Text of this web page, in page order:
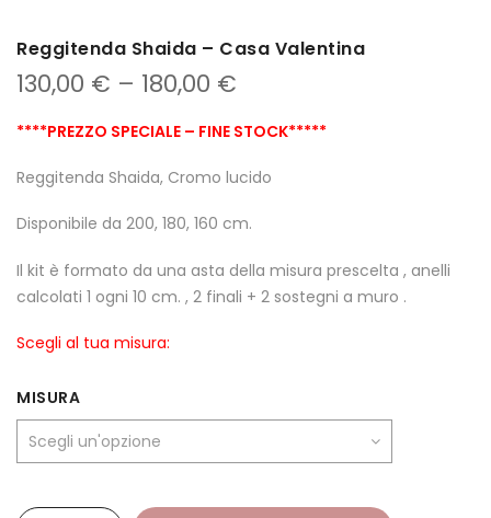
Reggitenda Shaida – Casa Valentina
130,00 € – 180,00 €
****PREZZO SPECIALE – FINE STOCK*****
Reggitenda Shaida, Cromo lucido
Disponibile da 200, 180, 160 cm.
Il kit è formato da una asta della misura prescelta , anelli
calcolati 1 ogni 10 cm. , 2 finali + 2 sostegni a muro .
Scegli al tua misura:
MISURA